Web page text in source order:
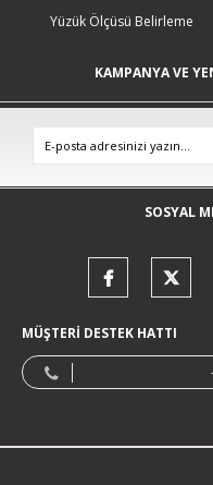
Yüzük Ölçüsü Belirleme
KAMPANYA VE
SOSYAL
MÜŞTERİ DESTEK HATTI